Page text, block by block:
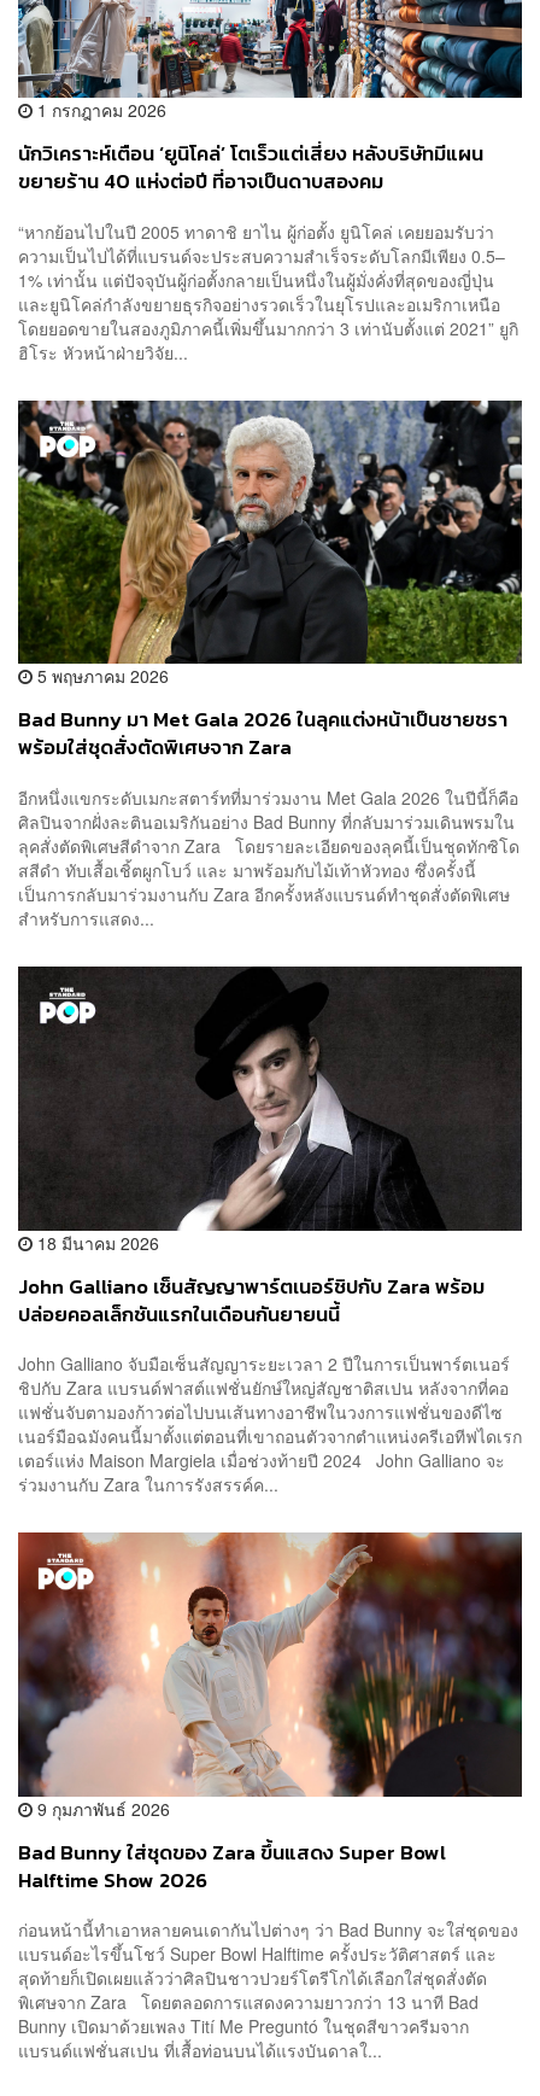
1 กรกฎาคม 2026
นักวิเคราะห์เตือน ‘ยูนิโคล่’ โตเร็วแต่เสี่ยง หลังบริษัทมีแผน
ขยายร้าน 40 แห่งต่อปี ที่อาจเป็นดาบสองคม
“หากย้อนไปในปี 2005 ทาดาชิ ยาไน ผู้ก่อตั้ง ยูนิโคล่ เคยยอมรับว่า
ความเป็นไปได้ที่แบรนด์จะประสบความสำเร็จระดับโลกมีเพียง 0.5–
1% เท่านั้น แต่ปัจจุบันผู้ก่อตั้งกลายเป็นหนึ่งในผู้มั่งคั่งที่สุดของญี่ปุ่น
และยูนิโคล่กำลังขยายธุรกิจอย่างรวดเร็วในยุโรปและอเมริกาเหนือ
โดยยอดขายในสองภูมิภาคนี้เพิ่มขึ้นมากกว่า 3 เท่านับตั้งแต่ 2021” ยูกิ
ฮิโระ หัวหน้าฝ่ายวิจัย...
5 พฤษภาคม 2026
Bad Bunny มา Met Gala 2026 ในลุคแต่งหน้าเป็นชายชรา
พร้อมใส่ชุดสั่งตัดพิเศษจาก Zara
อีกหนึ่งแขกระดับเมกะสตาร์ทที่มาร่วมงาน Met Gala 2026 ในปีนี้ก็คือ
ศิลปินจากฝั่งละตินอเมริกันอย่าง Bad Bunny ที่กลับมาร่วมเดินพรมใน
ลุคสั่งตัดพิเศษสีดำจาก Zara โดยรายละเอียดของลุคนี้เป็นชุดทักซิโด
สสีดำ ทับเสื้อเชิ้ตผูกโบว์ และ มาพร้อมกับไม้เท้าหัวทอง ซึ่งครั้งนี้
เป็นการกลับมาร่วมงานกับ Zara อีกครั้งหลังแบรนด์ทำชุดสั่งตัดพิเศษ
สำหรับการแสดง...
18 มีนาคม 2026
John Galliano เซ็นสัญญาพาร์ตเนอร์ชิปกับ Zara พร้อม
ปล่อยคอลเล็กชันแรกในเดือนกันยายนนี้
John Galliano จับมือเซ็นสัญญาระยะเวลา 2 ปีในการเป็นพาร์ตเนอร์
ชิปกับ Zara แบรนด์ฟาสต์แฟชั่นยักษ์ใหญ่สัญชาติสเปน หลังจากที่คอ
แฟชั่นจับตามองก้าวต่อไปบนเส้นทางอาชีพในวงการแฟชั่นของดีไซ
เนอร์มือฉมังคนนี้มาตั้งแต่ตอนที่เขาถอนตัวจากตำแหน่งครีเอทีฟไดเรก
เตอร์แห่ง Maison Margiela เมื่อช่วงท้ายปี 2024 John Galliano จะ
ร่วมงานกับ Zara ในการรังสรรค์ค...
9 กุมภาพันธ์ 2026
Bad Bunny ใส่ชุดของ Zara ขึ้นแสดง​ Super Bowl
Halftime Show 2026
ก่อนหน้านี้ทำเอาหลายคนเดากันไปต่างๆ ว่า Bad Bunny จะใส่ชุดของ
แบรนด์อะไรขึ้นโชว์ Super Bowl Halftime ครั้งประวัติศาสตร์ และ
สุดท้ายก็เปิดเผยแล้วว่าศิลปินชาวปวยร์โตรีโกได้เลือกใส่ชุดสั่งตัด
พิเศษจาก Zara โดยตลอดการแสดงความยาวกว่า 13 นาที Bad
Bunny เปิดมาด้วยเพลง Tití Me Preguntó ในชุดสีขาวครีมจาก
แบรนด์แฟชั่นสเปน ที่เสื้อท่อนบนได้แรงบันดาลใ...